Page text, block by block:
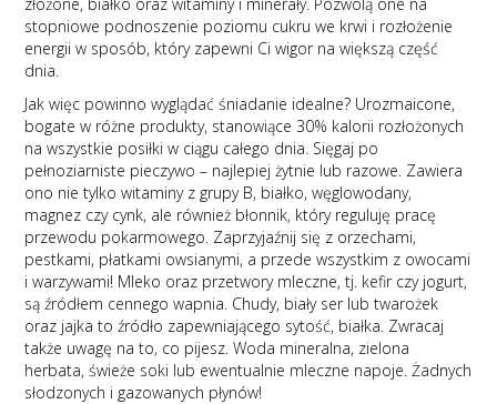
stopniowe podnoszenie poziomu cukru we krwi i rozłożenie
energii w sposób, który zapewni Ci wigor na większą część
dnia.
Jak więc powinno wyglądać śniadanie idealne? Urozmaicone,
bogate w różne produkty, stanowiące 30% kalorii rozłożonych
na wszystkie posiłki w ciągu całego dnia. Sięgaj po
pełnoziarniste pieczywo – najlepiej żytnie lub razowe. Zawiera
ono nie tylko witaminy z grupy B, białko, węglowodany,
magnez czy cynk, ale również błonnik, który reguluję pracę
przewodu pokarmowego. Zaprzyjaźnij się z orzechami,
pestkami, płatkami owsianymi, a przede wszystkim z owocami
i warzywami! Mleko oraz przetwory mleczne, tj. kefir czy jogurt,
są źródłem cennego wapnia. Chudy, biały ser lub twarożek
oraz jajka to źródło zapewniającego sytość, białka. Zwracaj
także uwagę na to, co pijesz. Woda mineralna, zielona
herbata, świeże soki lub ewentualnie mleczne napoje. Żadnych
słodzonych i gazowanych płynów!